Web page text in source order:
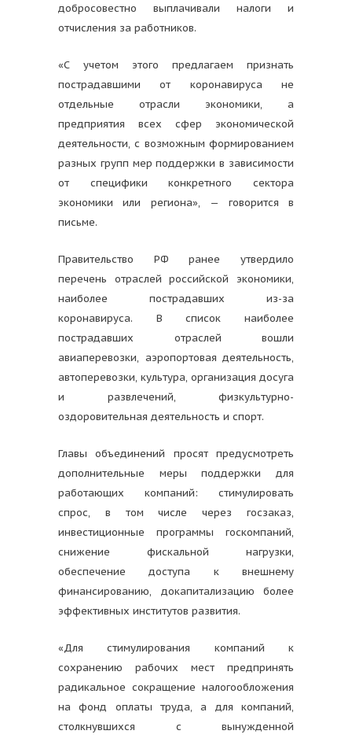
добросовестно выплачивали налоги и
отчисления за работников.
«С учетом этого предлагаем признать
пострадавшими от коронавируса не
отдельные отрасли экономики, а
предприятия всех сфер экономической
деятельности, с возможным формированием
разных групп мер поддержки в зависимости
от специфики конкретного сектора
экономики или региона», — говорится в
письме.
Правительство РФ ранее утвердило
перечень отраслей российской экономики,
наиболее пострадавших из-за
коронавируса. В список наиболее
пострадавших отраслей вошли
авиаперевозки, аэропортовая деятельность,
автоперевозки, культура, организация досуга
и развлечений, физкультурно-
оздоровительная деятельность и спорт.
Главы объединений просят предусмотреть
дополнительные меры поддержки для
работающих компаний: стимулировать
спрос, в том числе через госзаказ,
инвестиционные программы госкомпаний,
снижение фискальной нагрузки,
обеспечение доступа к внешнему
финансированию, докапитализацию более
эффективных институтов развития.
«Для стимулирования компаний к
сохранению рабочих мест предпринять
радикальное сокращение налогообложения
на фонд оплаты труда, а для компаний,
столкнувшихся с вынужденной